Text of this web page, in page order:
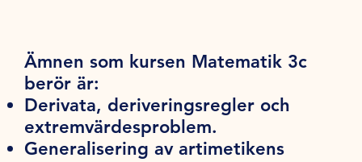
Ämnen som kursen Matematik 3c
berör är:
Derivata, deriveringsregler och
extremvärdesproblem.
Generalisering av artimetikens